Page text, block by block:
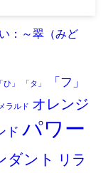
：～翠（みど
「ひ」 「タ」 「フ」
ラルド オレンジ
ド パワー
ダント
リラ